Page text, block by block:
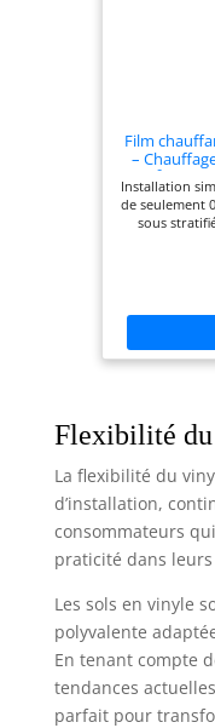
Film
–
W/m² –
Installation
de seulement
sous
Largeur 100
infrarouge
efficace et
revêtement
Économe en
les sources
pour des
confort de vie
Life inclus –
avec capteur
sonde de sol
pour des
Qualité
sol électrique
durables
Flexibilité
La flexibilité du
d’installation,
consommateurs
praticité dans
Les sols en vinyle
polyvalente
En tenant compte
tendances
parfait pour